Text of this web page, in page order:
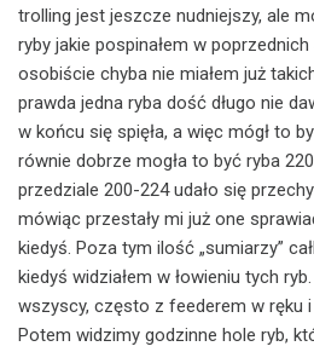
trolling jest jeszcze nudniejszy, ale
ryby jakie pospinałem w
osobiście chyba nie miałem już
prawda jedna ryba dość długo nie
w końcu się spięła, a więc mógł to
równie dobrze mogła to być ryba
przedziale 200-224 udało się
mówiąc przestały mi już one
kiedyś. Poza tym ilość „sumiarzy”
kiedyś widziałem w łowieniu tych
wszyscy, często z feederem w ręku
Potem widzimy godzinne hole ryb,